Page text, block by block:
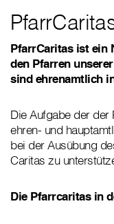
PfarrCaritas ist ein
den Pfarren
sind ehrenamtlich
Die Aufgabe der der
ehren- und
bei der Ausübung
Caritas zu
Die Pfarrcaritas in